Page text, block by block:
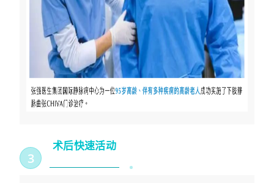
3
术后快速活动